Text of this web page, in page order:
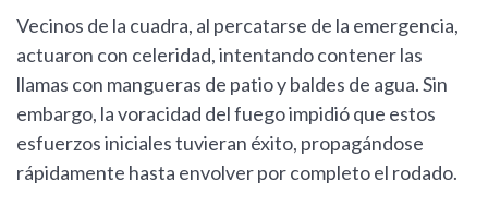
Vecinos de la cuadra, al percatarse de la emergencia,
actuaron con celeridad, intentando contener las
llamas con mangueras de patio y baldes de agua. Sin
embargo, la voracidad del fuego impidió que estos
esfuerzos iniciales tuvieran éxito, propagándose
rápidamente hasta envolver por completo el rodado.